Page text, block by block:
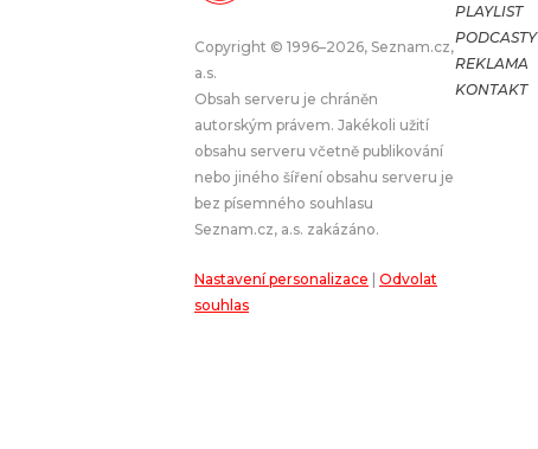
APLIKACE
PROGRAM
SOUTĚŽE
Copyright © 1996–2026, Seznam.cz,
a.s.
Obsah serveru je chráněn
autorským právem. Jakékoli užití
obsahu serveru včetně publikování
nebo jiného šíření obsahu serveru je
bez písemného souhlasu
Seznam.cz, a.s. zakázáno.
Nastavení personalizace
Odvolat
souhlas
PLAYLIST
PODCASTY
REKLAMA
KONTAKT